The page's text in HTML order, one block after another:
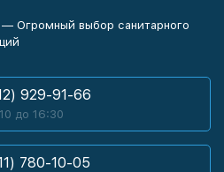
Огромный выбор санитарного
929-91-66
до 16:30
780-10-05